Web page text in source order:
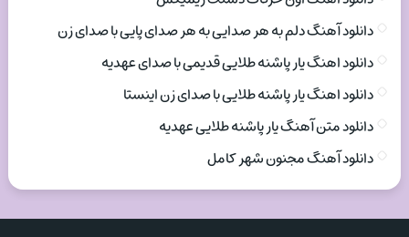
دانلود آهنگ دلم به هر صدایی به هر صدای پایی با صدای زن
دانلود اهنگ یار پاشنه طلایی قدیمی با صدای عهدیه
دانلود اهنگ یار پاشنه طلایی با صدای زن اینستا
دانلود متن آهنگ یار پاشنه طلایی عهدیه
دانلود آهنگ مجنون شهر کامل